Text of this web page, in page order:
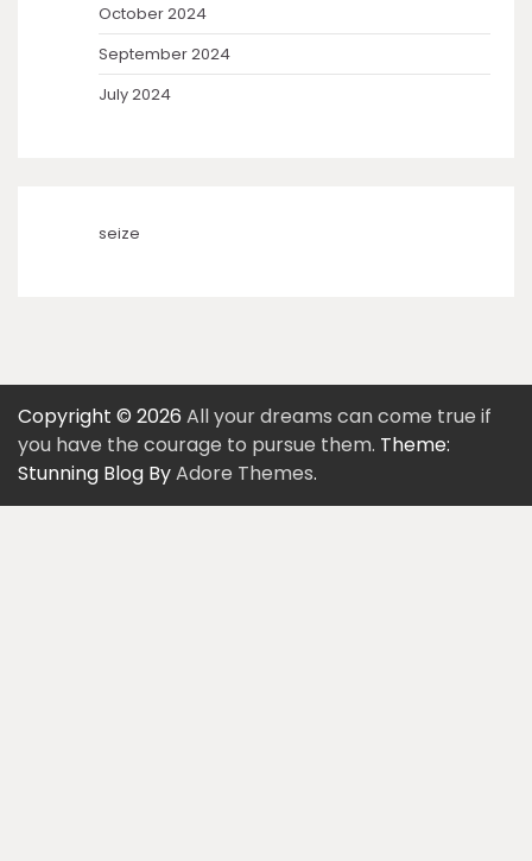
October 2024
September 2024
July 2024
seize
Copyright © 2026 All your dreams can come true if
you have the courage to pursue them. Theme:
Stunning Blog ByAdore Themes.